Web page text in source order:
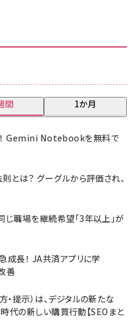
間 1か月
Gemini Notebookを無料で
とは？ グーグルから評価され、
じ職場を継続希望「3年以上」が
成長！ JA共済アプリに学
善
提示）は、デジタルの新たな
時代の新しい購買行動【SEOまと